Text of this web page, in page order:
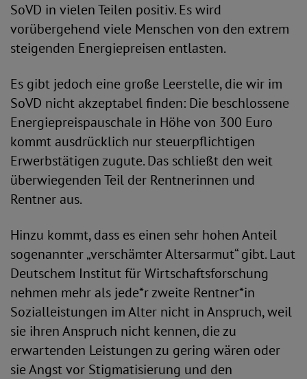
SoVD in vielen Teilen positiv. Es wird
vorübergehend viele Menschen von den extrem
steigenden Energiepreisen entlasten.
Es gibt jedoch eine große Leerstelle, die wir im
SoVD nicht akzeptabel finden: Die beschlossene
Energiepreispauschale in Höhe von 300 Euro
kommt ausdrücklich nur steuerpflichtigen
Erwerbstätigen zugute. Das schließt den weit
überwiegenden Teil der Rentnerinnen und
Rentner aus.
Hinzu kommt, dass es einen sehr hohen Anteil
sogenannter „verschämter Altersarmut“ gibt. Laut
Deutschem Institut für Wirtschaftsforschung
nehmen mehr als jede*r zweite Rentner*in
Sozialleistungen im Alter nicht in Anspruch, weil
sie ihren Anspruch nicht kennen, die zu
erwartenden Leistungen zu gering wären oder
sie Angst vor Stigmatisierung und den